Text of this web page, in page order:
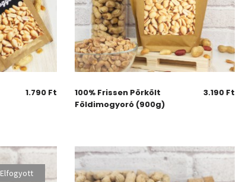
1.790 Ft
100% Frissen Pörkölt
Földimogyoró (900g)
3.190 Ft
Elfogyott